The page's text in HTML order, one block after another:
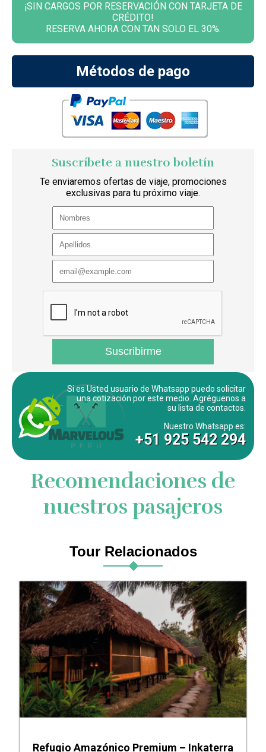
¡SIN CARGOS POR RESERVACIÓN CON TARJETA DE
CRÉDITO!
RESERVA AHORA CON TAN SOLO EL 30%.
Métodos de pago
Suscríbete a nuestro boletín
Te enviaremos ofertas de viaje, promociones
exclusivas para tu próximo viaje.
Si es Usted usuario de Whatsapp puedo solicitar
una cotización por este medio. Agréguenos a
su lista de contactos.
Nuestro Whatsapp es:
+51 925 542 294
Recomendaciones de
nuestros pasajeros
Tour Relacionados
Refugio Amazónico Premium – Inkaterra